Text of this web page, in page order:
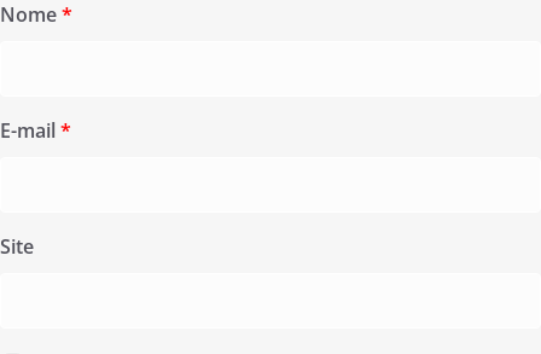
Nome*
E-mail*
Site